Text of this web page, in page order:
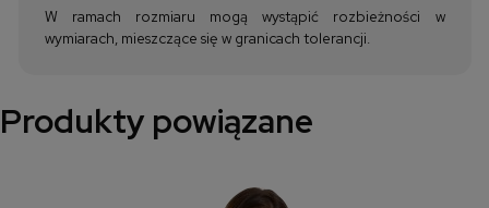
W ramach rozmiaru mogą wystąpić rozbieżności w
wymiarach, mieszczące się w granicach tolerancji.
Produkty powiązane